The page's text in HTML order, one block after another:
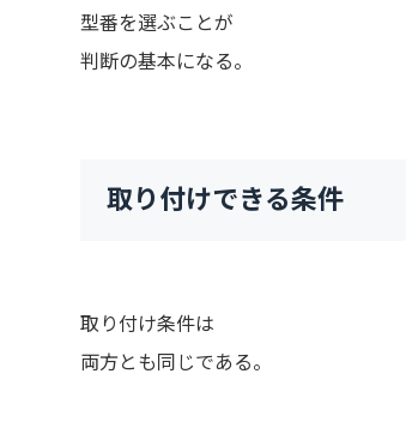
型番を選ぶことが
判断の基本になる。
取り付けできる条件
取り付け条件は
両方とも同じである。